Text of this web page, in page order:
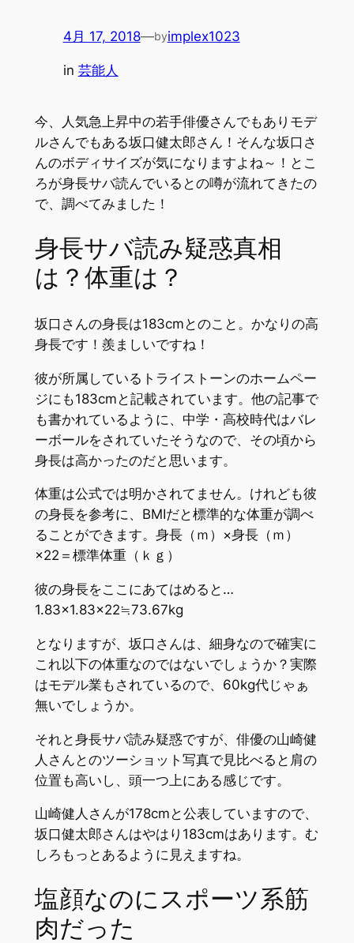
4月 17, 2018—byimplex1023
in 芸能人
今、人気急上昇中の若手俳優さんでもありモデ
ルさんでもある坂口健太郎さん！そんな坂口さ
んのボディサイズが気になりますよね～！とこ
ろが身長サバ読んでいるとの噂が流れてきたの
で、調べてみました！
身長サバ読み疑惑真相
は？体重は？
坂口さんの身長は183cmとのこと。かなりの高
身長です！羨ましいですね！
彼が所属しているトライストーンのホームペー
ジにも183cmと記載されています。他の記事で
も書かれているように、中学・高校時代はバレ
ーボールをされていたそうなので、その頃から
身長は高かったのだと思います。
体重は公式では明かされてません。けれども彼
の身長を参考に、BMIだと標準的な体重が調べ
ることができます。身長（ｍ）×身長（ｍ）
×22＝標準体重（ｋｇ）
彼の身長をここにあてはめると…
1.83×1.83×22≒73.67kg
となりますが、坂口さんは、細身なので確実に
これ以下の体重なのではないでしょうか？実際
はモデル業もされているので、60kg代じゃぁ
無いでしょうか。
それと身長サバ読み疑惑ですが、俳優の山崎健
人さんとのツーショット写真で見比べると肩の
位置も高いし、頭一つ上にある感じです。
山崎健人さんが178cmと公表していますので、
坂口健太郎さんはやはり183cmはあります。む
しろもっとあるように見えますね。
塩顔なのにスポーツ系筋
肉だった